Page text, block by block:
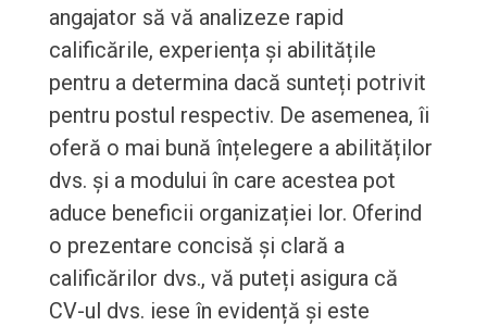
angajator să vă analizeze rapid
calificările, experiența și abilitățile
pentru a determina dacă sunteți potrivit
pentru postul respectiv. De asemenea, îi
oferă o mai bună înțelegere a abilităților
dvs. și a modului în care acestea pot
aduce beneficii organizației lor. Oferind
o prezentare concisă și clară a
calificărilor dvs., vă puteți asigura că
CV-ul dvs. iese în evidență și este